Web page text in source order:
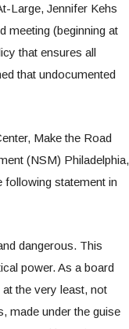
Large, Jennifer Kehs
meeting (beginning at
that ensures all
that undocumented
Make the Road
(NSM) Philadelphia,
following statement in
dangerous. This
power. As a board
the very least, not
made under the guise